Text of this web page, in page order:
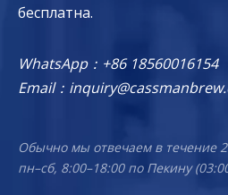
бесплатна.
WhatsApp： +86 18560016154
Email：
Обычно мы отвечаем в течение
пн–сб, 8:00–18:00 по Пекину